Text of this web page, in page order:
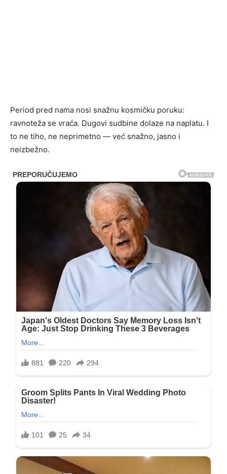
Period pred nama nosi snažnu kosmičku poruku:
ravnoteža se vraća. Dugovi sudbine dolaze na naplatu. I
to ne tiho, ne neprimetno — već snažno, jasno i
neizbežno.